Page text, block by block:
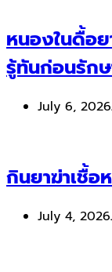
หนองในดื้อย
รู้ทันก่อนรักษ
July 6, 2026
กินยาฆ่าเชื้อ
July 4, 2026